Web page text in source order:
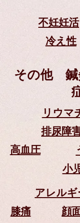
​不妊妊活
冷え性
その他 鍼
リウマ
排尿障
高血圧
小
アレルギ
膝痛
顔